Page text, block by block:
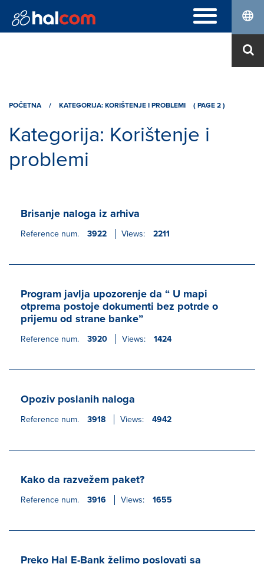
Obnova
Ko smo
Kontakt
POČETNA / KATEGORIJA: KORIŠTENJE I PROBLEMI ( PAGE 2 )
Kategorija: Korištenje i
problemi
Brisanje naloga iz arhiva
Reference num. 3922 Views: 2211
Program javlja upozorenje da “ U mapi
otprema postoje dokumenti bez potrde o
prijemu od strane banke”
Reference num. 3920 Views: 1424
Opoziv poslanih naloga
Reference num. 3918 Views: 4942
Kako da razvežem paket?
Reference num. 3916 Views: 1655
Preko Hal E-Bank želimo poslovati sa